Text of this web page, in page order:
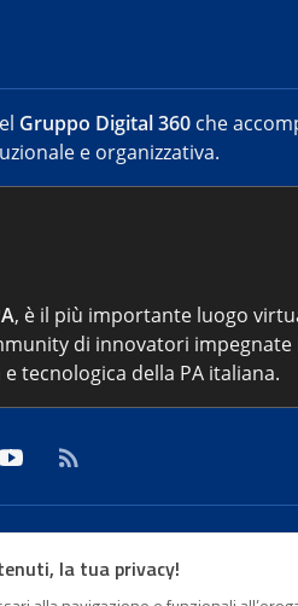
Gruppo Digital 360 che
e organizzativa.
, è il più importante luogo
di innovatori impegnate
tecnologica della PA italiana.
Roma
la tua privacy!